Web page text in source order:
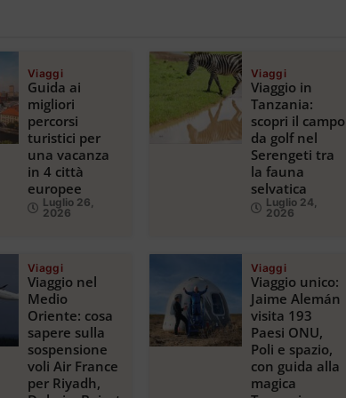
Viaggi
Guida ai
migliori
percorsi
turistici per
una vacanza
in 4 città
europee
Luglio 26,
2026
Viaggi
Viaggio in
Tanzania:
scopri il campo
da golf nel
Serengeti tra
la fauna
selvatica
Luglio 24,
2026
Viaggi
Viaggio nel
Medio
Oriente: cosa
sapere sulla
sospensione
voli Air France
per Riyadh,
Viaggi
Viaggio unico:
Jaime Alemán
visita 193
Paesi ONU,
Poli e spazio,
con guida alla
magica